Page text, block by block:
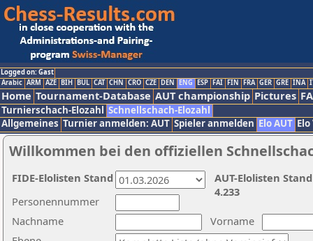
Logged on: Gast
Arabic ARM AZE BIH BUL CAT CHN CRO CZE DEN ENG ESP FAI FIN FRA GER GRE INA
Home Tournament-Database AUT championship Pictures
Turnierschach-Elozahl Schnellschach-Elozahl
Allgemeines Turnier anmelden: AUT Spieler anmelden Elo AUT
Willkommen bei den offiziellen
Nachname
Vorname
Personennummer
AUT-Elolisten
4.233
FIDE-Elolisten Stand